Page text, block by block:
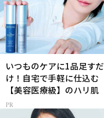
いつものケアに1品足すだ
け！自宅で手軽に仕込む
【美容医療級】のハリ肌